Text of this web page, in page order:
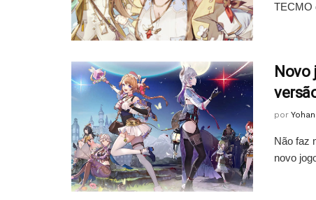
TECMO
Novo
por Yohan
Não faz
novo